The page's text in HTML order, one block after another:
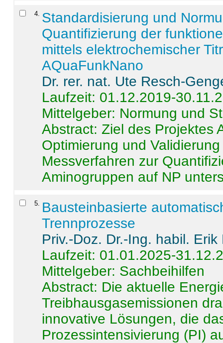
4 Standardisierung und
Quantifizierung der
mittels elektrochemischer
AQuaFunkNano
Dr. rer. nat. Ute Resch-
Laufzeit: 01.12.2019-
Mittelgeber: Normung und
Abstract:Ziel des Projektes
Optimierung und
Messverfahren zur
Aminogruppen auf NP
5
Bausteinbasierte
Trennprozesse
Priv.-Doz. Dr.-Ing. habil. Erik
Laufzeit: 01.01.2025-
Mittelgeber: Sachbeihilfen
Abstract: Die aktuelle
Treibhausgasemissionen
innovative Lösungen, die
Prozessintensivierung (PI)